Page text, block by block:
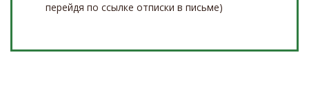
перейдя по ссылке отписки в письме)